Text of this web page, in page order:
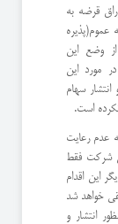
قرضه به
وضع این
مورد این
سهام
است.
عدم رعایت
شرکت فقط
این اقدام
خواهد شد
انتشار و